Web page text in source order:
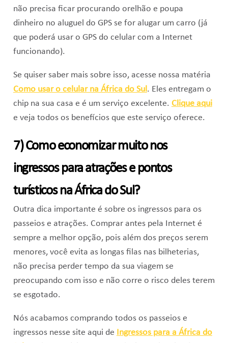
não precisa ficar procurando orelhão e poupa
dinheiro no aluguel do GPS se for alugar um carro (já
que poderá usar o GPS do celular com a Internet
funcionando).
Se quiser saber mais sobre isso, acesse nossa matéria
Como usar o celular na África do Sul. Eles entregam o
chip na sua casa e é um serviço excelente. Clique aqui
e veja todos os benefícios que este serviço oferece.
7) Como economizar muito nos
ingressos para atrações e pontos
turísticos na África do Sul?
Outra dica importante é sobre os ingressos para os
passeios e atrações. Comprar antes pela Internet é
sempre a melhor opção, pois além dos preços serem
menores, você evita as longas filas nas bilheterias,
não precisa perder tempo da sua viagem se
preocupando com isso e não corre o risco deles terem
se esgotado.
Nós acabamos comprando todos os passeios e
ingressos nesse site aqui de Ingressos para a África do